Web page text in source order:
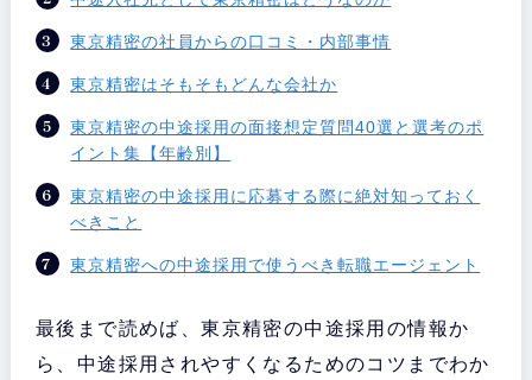
東京精密の社員からの口コミ・内部事情
東京精密はそもそもどんな会社か
東京精密の中途採用の面接想定質問40選と選考のポ
イント集【年齢別】
東京精密の中途採用に応募する際に絶対知っておく
べきこと
東京精密への中途採用で使うべき転職エージェント
最後まで読めば、東京精密の中途採用の情報か
ら、中途採用されやすくなるためのコツまでわか